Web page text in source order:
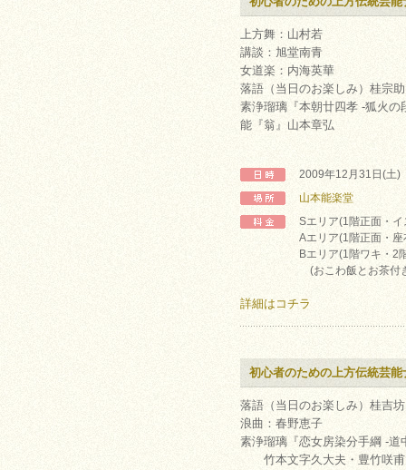
上方舞：山村若
講談：旭堂南青
女道楽：内海英華
落語（当日のお楽しみ）桂宗助
素浄瑠璃『本朝廿四孝 -狐火
能『翁』山本章弘
2009年12月31日(土
山本能楽堂
Sエリア(1階正面・
Aエリア(1階正面・
Bエリア(1階ワキ・2
(おこわ飯とお茶付
詳細はコチラ
初心者のための上方伝統芸能
落語（当日のお楽しみ）桂吉坊
浪曲：春野恵子
素浄瑠璃『恋女房染分手綱 -道
竹本文字久大夫・豊竹咲甫